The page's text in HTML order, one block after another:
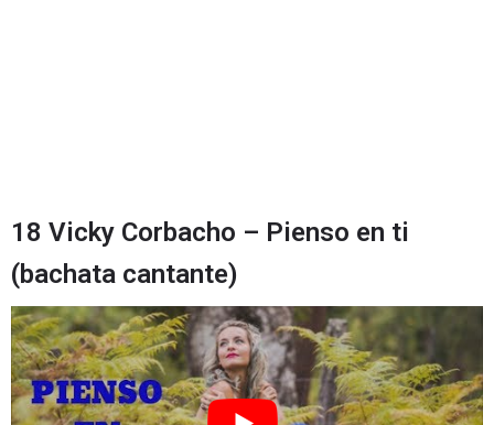
18 Vicky Corbacho – Pienso en ti
(bachata cantante)